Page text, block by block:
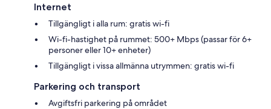
Internet
Tillgängligt i alla rum: gratis wi-fi
Wi-fi-hastighet på rummet: 500+ Mbps (passar för 6+
personer eller 10+ enheter)
Tillgängligt i vissa allmänna utrymmen: gratis wi-fi
Parkering och transport
Avgiftsfri parkering på området